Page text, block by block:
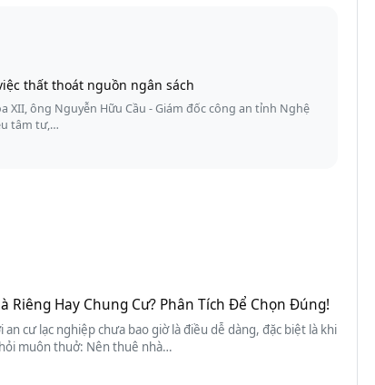
thất thoát nguồn ngân sách
XII, ông Nguyễn Hữu Cầu - Giám đốc công an tỉnh Nghệ
tâm tư,…
Riêng Hay Chung Cư? Phân Tích Để Chọn Đúng!
an cư lạc nghiệp chưa bao giờ là điều dễ dàng, đặc biệt là khi
muôn thuở: Nên thuê nhà…